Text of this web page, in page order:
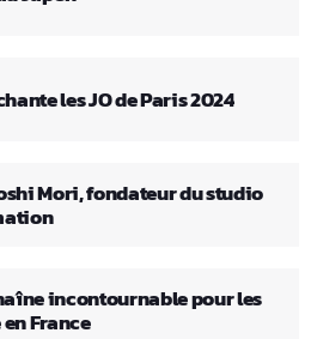
les JO de Paris 2024
Mori, fondateur du studio
incontournable pour les
France